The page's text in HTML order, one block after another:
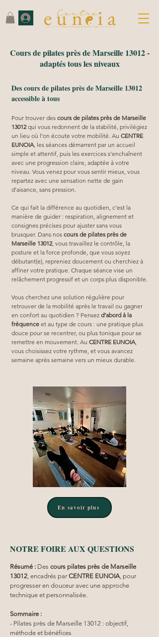
Cours de pilates près de Marseille 13012 -
adaptés tous les niveaux
Des cours de pilates près de Marseille 13012
accessible à tous
Pour trouver des cours de pilates près de Marseille
13012 qui vous redonnent de la stabilité, privilégiez
un lieu où l’on écoute votre mobilité. Au CENTRE
EUNOIA, les séances démarrent par un accueil
simple et attentif, puis les exercices s’enchaînent
avec une progression claire, adaptée à votre
niveau. Vous venez pour vous sentir mieux, vous
repartez avec une sensation nette de gain
d’aisance, sans pression.
Ce qui fait la différence au quotidien, c’est la
manière de guider : respiration, alignement et
consignes précises pour ajuster sans vous
brusquer. Dans nos cours de pilates près de
Marseille 13012 , vous travaillez le contrôle, la
posture et la force profonde, que vous soyez
débutant(e), repreniez doucement ou cherchiez à
affiner votre pratique. Chaque séance vise un
relâchement progressif et un corps plus disponible.
Vous cherchez une solution régulière pour
retrouver de la mobilité après le travail ou gagner
en confort au quotidien ? Pensez d’abord à la
fréquence et au type de cours : une pratique plus
douce pour se recentrer, ou plus tonique pour se
remettre en mouvement. Au CENTRE EUNOIA,
vous choisissez votre rythme, et vous avancez
semaine après semaine vers un mieux durable.
En savoir plus
NOTRE FOIRE AUX QUESTIONS
Résumé : Des cours pilates près de Marseille
13012 , encadrés par CENTRE EUNOIA , pour
progresser en douceur avec une approche
technique et personnalisée.
Sommaire :
- Pilates près de Marseille 13012 : objectif,
méthode et bénéfices